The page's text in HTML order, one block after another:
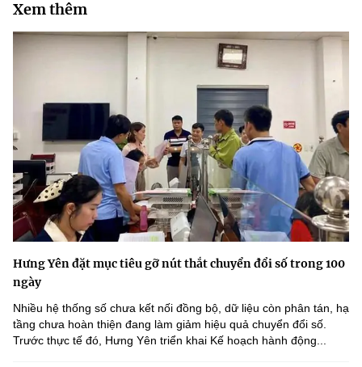
Xem thêm
Hưng Yên đặt mục tiêu gỡ nút thắt chuyển đổi số trong 100
ngày
Nhiều hệ thống số chưa kết nối đồng bộ, dữ liệu còn phân tán, hạ
tầng chưa hoàn thiện đang làm giảm hiệu quả chuyển đổi số.
Trước thực tế đó, Hưng Yên triển khai Kế hoạch hành động...